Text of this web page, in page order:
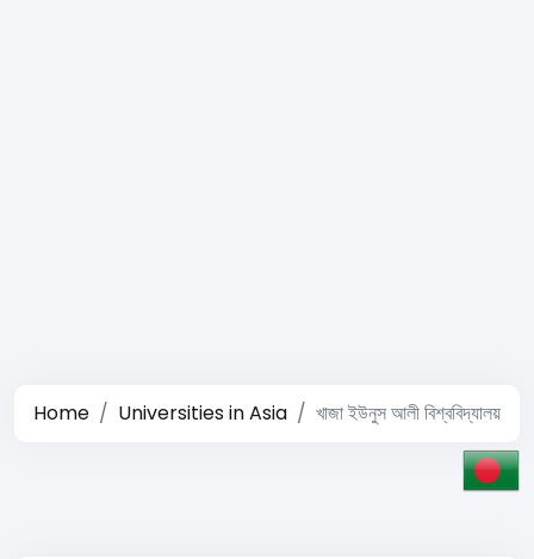
Home Universities in Asia খাজা ইউনুস আলী বিশ্ববিদ্যালয়